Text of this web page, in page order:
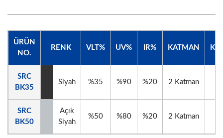
ÜRÜN
NO.
RENK VLT% UV% IR% KATMAN
SRC
BK35
Siyah %35 %90 %20 2 Katman
SRC
BK50
Açık
Siyah
%50 %80 %20 2 Katman